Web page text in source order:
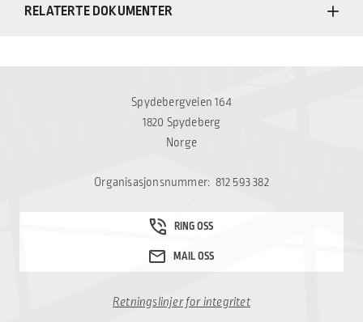
RELATERTE DOKUMENTER
Spydebergveien 164
1820 Spydeberg
Norge
Organisasjonsnummer: 812 593 382
Retningslinjer for integritet